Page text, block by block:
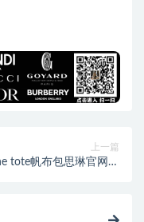
上一篇
tote帆布包思琳官网女